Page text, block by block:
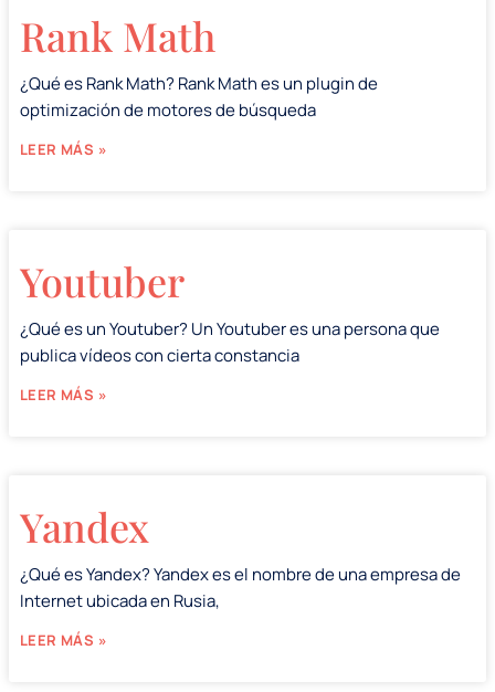
Rank Math
¿Qué es Rank Math? Rank Math es un plugin de
optimización de motores de búsqueda
LEER MÁS »
Youtuber
¿Qué es un Youtuber? Un Youtuber es una persona que
publica vídeos con cierta constancia
LEER MÁS »
Yandex
¿Qué es Yandex? Yandex es el nombre de una empresa de
Internet ubicada en Rusia,
LEER MÁS »